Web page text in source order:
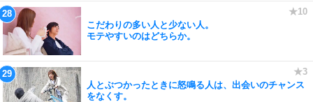
こだわりの多い人と少ない人。
モテやすいのはどちらか。
人とぶつかったときに怒鳴る人は、出会いのチャンス
をなくす。